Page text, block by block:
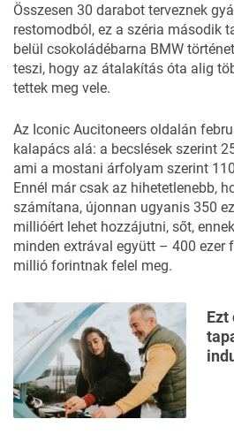
Összesen 30 darabot terveznek
restomodból, ez a széria második
belül csokoládébarna BMW
teszi, hogy az átalakítás óta alig
tettek meg vele.
Az Iconic Aucitoneers oldalán
kalapács alá: a becslések szerint
ami a mostani árfolyam szerint
Ennél már csak az hihetetlenebb,
számítana, újonnan ugyanis 350
millióért lehet hozzájutni, sőt,
minden extrával együtt – 400 ezer
millió forintnak felel meg.
Ezt